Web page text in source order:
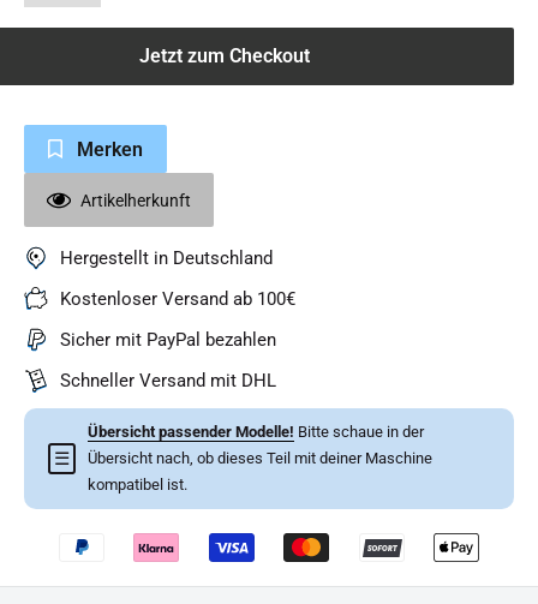
Jetzt zum Checkout
Merken
Artikelherkunft
Hergestellt in Deutschland
Kostenloser Versand ab 100€
Sicher mit PayPal bezahlen
Schneller Versand mit DHL
☰
Übersicht passender Modelle! Bitte schaue in der
Übersicht nach, ob dieses Teil mit deiner Maschine
kompatibel ist.